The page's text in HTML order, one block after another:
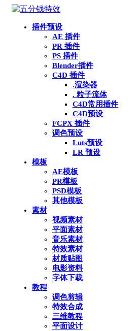
插件预设
AE 插件
PR 插件
PS 插件
Blender插件
C4D 插件
.渲染器
. 粒子流体
C4D常用插件
C4D预设
FCPX 插件
调色预设
Luts预设
LR 预设
模板
AE模板
PR模板
PSD模板
其他模板
素材
视频素材
平面素材
音乐素材
特效素材
材质贴图
电影资料
字体下载
教程
调色剪辑
特效合成
三维教程
平面设计